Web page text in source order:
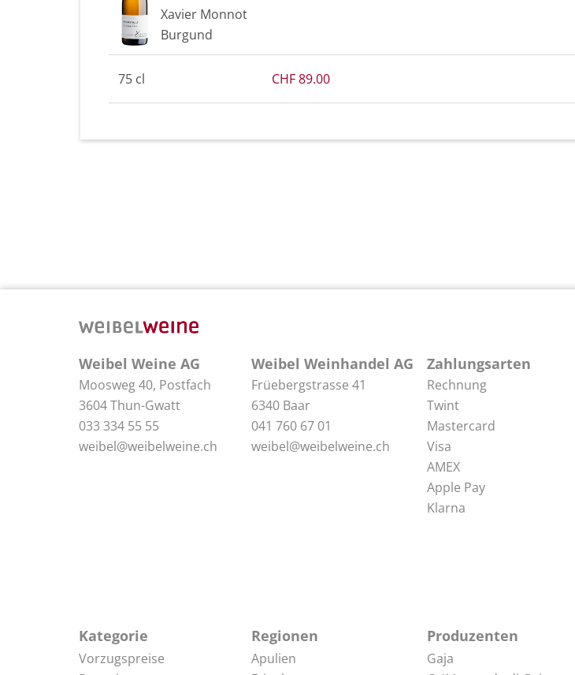
Xavier Monnot
Burgund
75 cl CHF 89.00
Weibel Weine AG
Moosweg 40, Postfach
3604 Thun-Gwatt
033 334 55 55
weibel@weibelweine.ch
Weibel Weinhandel AG
Früebergstrasse 41
6340 Baar
041 760 67 01
weibel@weibelweine.ch
Zahlungsarten
Rechnung
Twint
Mastercard
Visa
AMEX
Apple Pay
Klarna
Kategorie
Vorzugspreise
Regionen
Apulien
Produzenten
Gaja